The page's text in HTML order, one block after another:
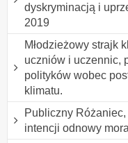
dyskryminacją i
2019
Młodzieżowy strajk
uczniów i uczennic,
polityków wobec
klimatu.
Publiczny
intencji odnowy